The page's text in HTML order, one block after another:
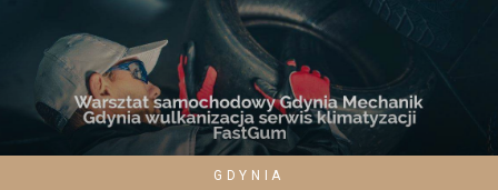
GDYNIA